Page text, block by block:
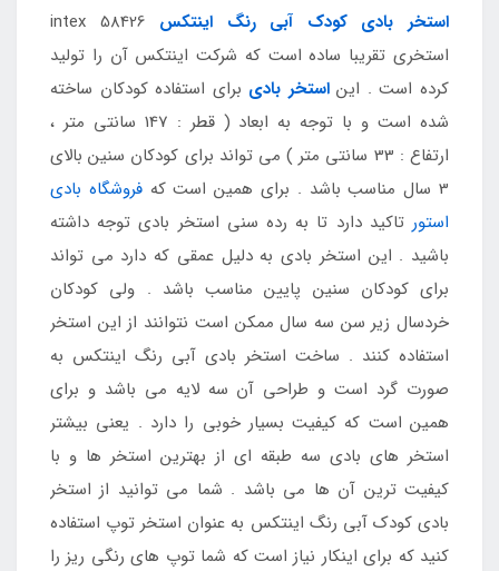
استخر بادی کودک آبی رنگ اینتکس intex 58426
استخری تقریبا ساده است که شرکت اینتکس آن را تولید
کرده است . ایناستخر بادی برای استفاده کودکان ساخته
شده است و با توجه به ابعاد ( قطر : 147 سانتی متر ،
ارتفاع : 33 سانتی متر ) می تواند برای کودکان سنین بالای
3 سال مناسب باشد . برای همین است که
فروشگاه بادی
استور تاکید دارد تا به رده سنی استخر بادی توجه داشته
باشید . این استخر بادی به دلیل عمقی که دارد می تواند
برای کودکان سنین پایین مناسب باشد . ولی کودکان
خردسال زیر سن سه سال ممکن است نتوانند از این استخر
استفاده کنند . ساخت استخر بادی آبی رنگ اینتکس به
صورت گرد است و طراحی آن سه لایه می باشد و برای
همین است که کیفیت بسیار خوبی را دارد . یعنی بیشتر
استخر های بادی سه طبقه ای از بهترین استخر ها و با
کیفیت ترین آن ها می باشد . شما می توانید از استخر
بادی کودک آبی رنگ اینتکس به عنوان استخر توپ استفاده
کنید که برای اینکار نیاز است که شما توپ های رنگی ریز را